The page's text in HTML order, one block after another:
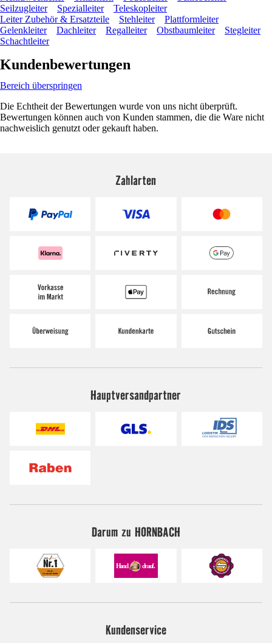
Seilzugleiter
Spezialleiter
Teleskopleiter
Leiter Zubehör & Ersatzteile
Stehleiter
Plattformleiter
Gelenkleiter
Dachleiter Regalleiter Obstbaumleiter
Stegleiter
Schachtleiter
Kundenbewertungen
Bereich überspringen
Die Echtheit der Bewertungen wurde von uns nicht überprüft.
Bewertungen können auch von Kunden stammen, die die Ware nicht
nachweislich genutzt oder gekauft haben.
Zahlarten
Hauptversandpartner
Darum zu HORNBACH
Kundenservice